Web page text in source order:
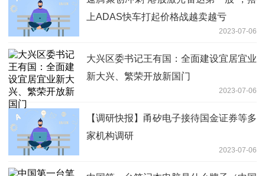
上ADAS快车打起价格战越卖越亏
2023-07-06
大兴区委书记王有国：全面建设宜居宜业
新大兴、繁荣开放新国门
2023-07-06
【调研快报】甬矽电子接待国金证券等多
家机构调研
2023-07-06